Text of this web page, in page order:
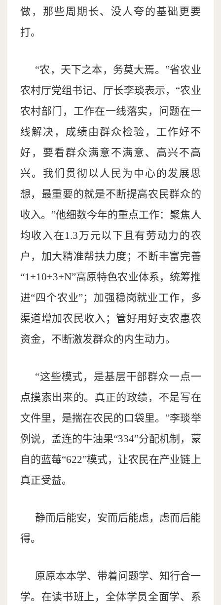
做，那些周期长、没人夸的基础更要
打。
“农，天下之本，务莫大焉。”省农业
农村厅党组书记、厅长李琰表示，“农业
农村部门，工作在一线落实，问题在一
线解决，成绩由群众检验，工作好不
好，要看群众满意不满意、高兴不高
兴。我们贯彻以人民为中心的发展思
想，最重要的就是不断提高农民群众的
收入。”他细数今年的重点工作：聚焦人
均收入在1.3万元以下且有劳动力的农
户，加大精准帮扶力度；不断丰富完善
“1+10+3+N”高原特色农业体系，统筹推
进“四个农业”；加强稳岗就业工作，多
渠道增加农民收入；管好用好支农惠农
资金，不断激发群众的内生动力。
“这些模式，是基层干部群众一点一
点摸索出来的。真正的政绩，不是写在
文件里，是揣在农民的口袋里。”李琰举
例说，孟连的牛油果“334”分配机制，蒙
自的蓝莓“622”模式，让农民在产业链上
真正受益。
静而后能安，安而后能虑，虑而后能
得。
原原本本学、带着问题学、知行合一
学。在读书班上，全体学员全面学、系